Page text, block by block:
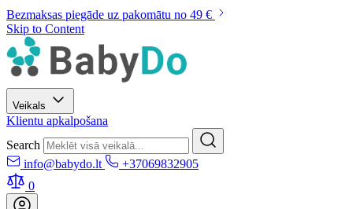
Bezmaksas piegāde uz pakomātu no 49 €
Skip to Content
Veikals
Klientu apkalpošana
Search
info@babydo.lt
+37069832905
0